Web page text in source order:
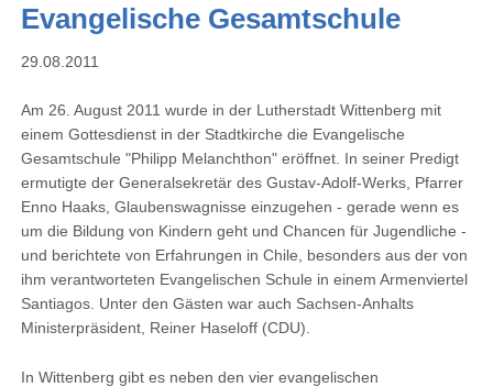
Evangelische Gesamtschule
29.08.2011
Am 26. August 2011 wurde in der Lutherstadt Wittenberg mit
einem Gottesdienst in der Stadtkirche die Evangelische
Gesamtschule "Philipp Melanchthon" eröffnet. In seiner Predigt
ermutigte der Generalsekretär des Gustav-Adolf-Werks, Pfarrer
Enno Haaks, Glaubenswagnisse einzugehen - gerade wenn es
um die Bildung von Kindern geht und Chancen für Jugendliche -
und berichtete von Erfahrungen in Chile, besonders aus der von
ihm verantworteten Evangelischen Schule in einem Armenviertel
Santiagos. Unter den Gästen war auch Sachsen-Anhalts
Ministerpräsident, Reiner Haseloff (CDU).
In Wittenberg gibt es neben den vier evangelischen